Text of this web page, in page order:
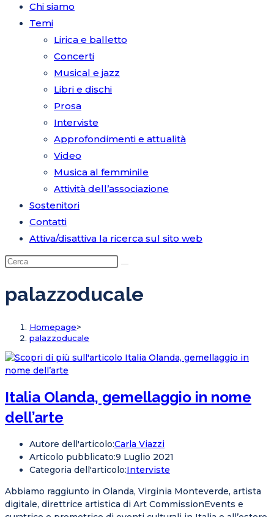
Chi siamo
Temi
Lirica e balletto
Concerti
Musical e jazz
Libri e dischi
Prosa
Interviste
Approfondimenti e attualità
Video
Musica al femminile
Attività dell’associazione
Sostenitori
Contatti
Attiva/disattiva la ricerca sul sito web
palazzoducale
Homepage>
palazzoducale
Italia Olanda, gemellaggio in nome
dell’arte
Autore dell'articolo:Carla Viazzi
Articolo pubblicato:9 Luglio 2021
Categoria dell'articolo:Interviste
Abbiamo raggiunto in Olanda, Virginia Monteverde, artista
digitale, direttrice artistica di Art CommissionEvents e